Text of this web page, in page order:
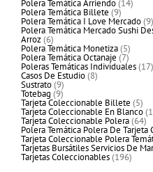
Polera Temática Arriendo 14
Polera Temática Billete 99
productos
Polera Temática I Love Mercado 99
Polera Temática Mercado Sushi
Arroz 66
productos
Polera Temática Monetiza 55
Polera Temática Octanaje 77
Poleras Temáticas Individuales 1717
Casos De Estudio 88
productos
Sustrato 99
productos
Totebag 99
productos
Tarjeta Coleccionable Billete 55
Tarjeta Coleccionable En Blanco 1
Tarjeta Coleccionable Polera 6464
Polera Temática Polera De
Tarjeta Coleccionable Polera
Tarjetas Bursátiles Servicios De
Tarjetas Coleccionables 196196